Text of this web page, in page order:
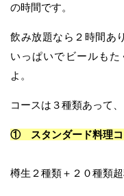
の時間です。
飲み放題なら２時間あ
いっぱいでビールも
よ。
コースは３種類あって、
① スタンダード料理コ
樽生２種類＋２０種